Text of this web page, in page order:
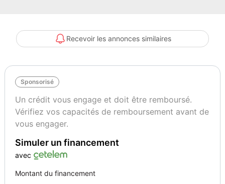
- Porte-gobelets arrière
- Porte-gobelets avant
- Sièges arrière coulissants
- Sièges rang 2 inclinables
- Cache bagages
- banquette 1/3 - 2/3
- climatisation : manuelle
- climatisation manuelle
- compte tours
- direction assistée
- lampe de coffre
Recevoir les annonces similaires
Sponsorisé
Un crédit vous engage et doit être remboursé.
Vérifiez vos capacités de remboursement avant de
vous engager.
Simuler un financement
avec
Montant du financement